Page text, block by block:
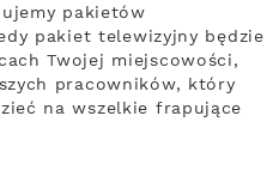
pakietów
pakiet telewizyjny będzie
Twojej miejscowości,
pracowników, który
na wszelkie frapujące